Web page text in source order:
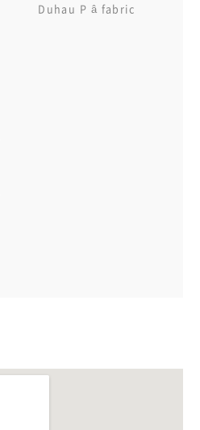
Duhau P â fabric